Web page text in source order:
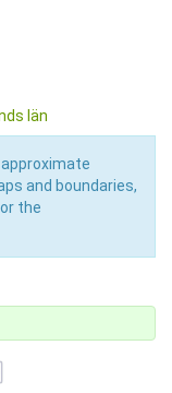
län
approximate
and boundaries,
the